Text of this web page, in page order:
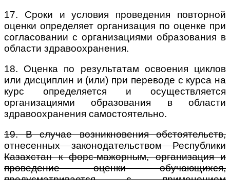
17. Сроки и условия проведения повторной
оценки определяет организация по оценке при
согласовании с организациями образования в
области здравоохранения.
18. Оценка по результатам освоения циклов
или дисциплин и (или) при переводе с курса на
курс определяется и осуществляется
организациями образования в области
здравоохранения самостоятельно.
19. В случае возникновения обстоятельств,
отнесенных законодательством Республики
Казахстан к форс-мажорным, организация и
проведение оценки обучающихся,